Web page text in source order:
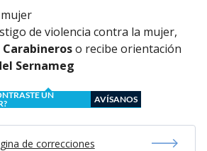
de violencia contra la mujer,
Carabineroso recibe orientación
Sernameg
UN
AVÍSANOS
de correcciones